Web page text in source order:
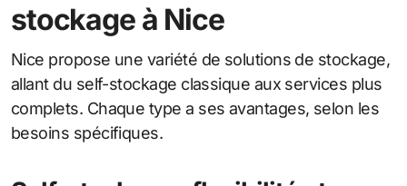
stockage à Nice
Nice propose une variété de solutions de stockage,
allant du self-stockage classique aux services plus
complets. Chaque type a ses avantages, selon les
besoins spécifiques.